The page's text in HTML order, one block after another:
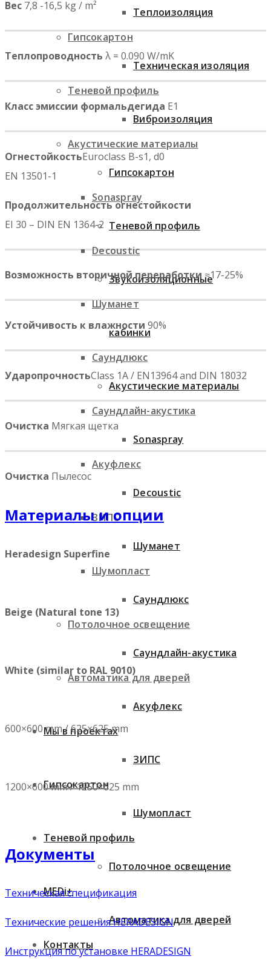
Гипсокартон
Теневой профиль
Акустические материалы
Sonaspray
Decoustic
Шуманет
Саундлюкс
Саундлайн-акустика
Акуфлекс
ЗИПС
Шумопласт
Потолочное освещение
Автоматика для дверей
Мы в проектах
Гипсокартон
Теневой профиль
MEDi+
Контакты
Теплоизоляция
Техническая изоляция
Виброизоляция
Гипсокартон
Теневой профиль
Звукоизоляционные
кабинки
Акустические материалы
Sonaspray
Decoustic
Шуманет
Саундлюкс
Саундлайн-акустика
Акуфлекс
ЗИПС
Шумопласт
Потолочное освещение
Автоматика для дверей
Вес 7,8 -16,5 kg / m²
Теплопроводность λ = 0.090 W/mK
Класс эмиссии формальдегида E1
ОгнестойкостьEuroclass B-s1, d0
EN 13501-1
Продолжительность огнестойкости
EI 30 – DIN EN 1364-2
Возможность вторичной переработки ≈17-25%
Устойчивость к влажности 90%
УдаропрочностьClass 1A / EN13964 and DIN 18032
Очистка Мягкая щетка
Очистка Пылесос
Материалы и опции
Heradesign Superfine
Beige (Natural tone 13)
White (similar to RAL 9010)
600×600 mm / 625×625 mm
1200×600 mm / 1250×625 mm
Документы
Техническая спецификация
Технические решения HERADESIGN
Инструкция по установке HERADESIGN